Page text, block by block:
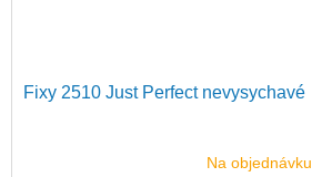
Fixy 2510 Just Perfect nevysychavé
Na objednávku